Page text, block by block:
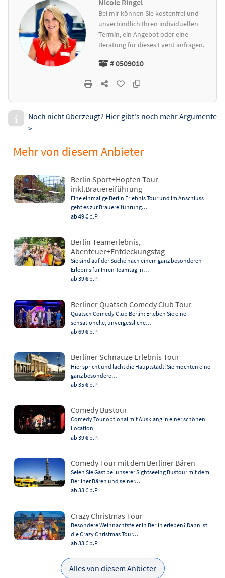
Nicole Ringel
Bei mir können Sie kostenfrei und
unverbindlich Ihren individuellen
Termin, ein Angebot oder eine
Beratung für dieses Event anfragen.
# 0509010
Noch nicht überzeugt? Hier gibt‘s noch mehr Argumente
>
Mehr von diesem Anbieter
Berlin Sport+Hopfen Tour
inkl.Brauereiführung
Eine einmalige Berlin Erlebnis Tour und im Anschluss
geht es zur Brauereiführung…
ab 49 € p.P.
Berlin Teamerlebnis,
Abenteuer+Entdeckungstag
Sie sind auf der Suche nach einem ganz besonderen
Erlebnis für Ihren Teamtag in…
ab 39 € p.P.
Berliner Quatsch Comedy Club Tour
Quatsch Comedy Club Berlin: Erleben Sie eine
sensationelle, unvergessliche…
ab 69 € p.P.
Berliner Schnauze Erlebnis Tour
Hier spricht und lacht die Hauptstadt! Sie möchten eine
ganz besondere…
ab 35 € p.P.
Comedy Bustour
Comedy Tour optional mit Ausklang in einer schönen
Location
ab 39 € p.P.
Comedy Tour mit dem Berliner Bären
Seien Sie Gast bei unserer Sightseeing Bustour mit dem
Berliner Bären und seiner…
ab 33 € p.P.
Crazy Christmas Tour
Besondere Weihnachtsfeier in Berlin erleben? Dann ist
die Crazy Christmas Tour…
ab 33 € p.P.
Alles von diesem Anbieter